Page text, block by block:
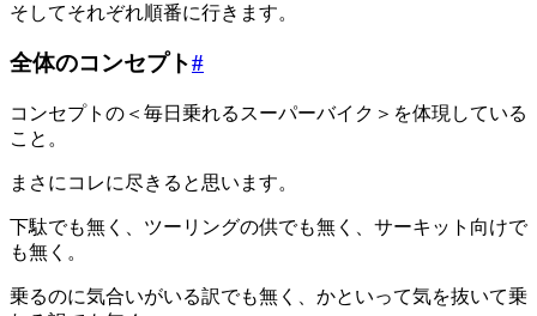
そしてそれぞれ順番に行きます。
全体のコンセプト#
コンセプトの＜毎日乗れるスーパーバイク＞を体現している
こと。
まさにコレに尽きると思います。
下駄でも無く、ツーリングの供でも無く、サーキット向けで
も無く。
乗るのに気合いがいる訳でも無く、かといって気を抜いて乗